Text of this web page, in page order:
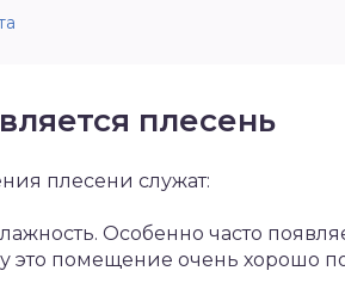
плесень
плесени служат:
Особенно часто
это помещение очень хорошо